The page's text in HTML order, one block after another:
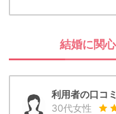
結婚に関
利用者の口コミ
30代女性